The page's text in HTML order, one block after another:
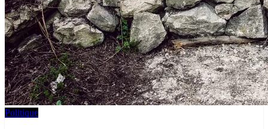
Politique